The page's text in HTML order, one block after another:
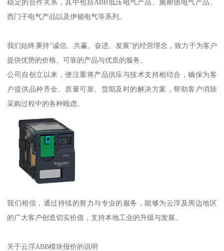
稳定的合作关系，其中包括ABB低压电气产品、施耐德电气产品、
西门子电气产品以及伊顿电气等系列。
我们始终秉持“诚信、共赢、奋进、发展”的经营理念，致力于为客户
提供优势的价格、可靠的产品与优质的服务。
公司自创立以来，便注重将产品供应与技术支持相结合，确保为客
户提供品种齐全、质量可靠、货期及时的解决方案，帮助客户消除
采购过程中的各种顾虑。
我们相信，通过持续的努力与专业的服务，能够为云浮及周边地区
的广大客户创造切实价值，支持本地工业的升级与发展。
关于云浮ABB模块报价的说明